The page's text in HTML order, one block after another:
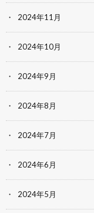
2024年11月
2024年10月
2024年9月
2024年8月
2024年7月
2024年6月
2024年5月